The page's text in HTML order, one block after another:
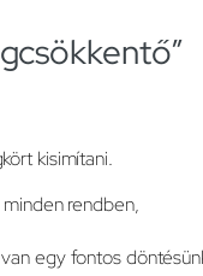
kisimítani.
rendben,
egy fontos